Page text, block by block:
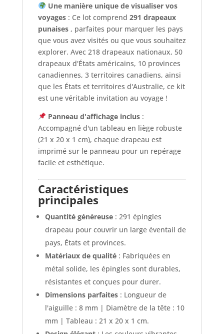
Une manière unique de visualiser vos
voyages: Ce lot comprend 291 drapeaux
punaises, parfaites pour marquer les pays
que vous avez visités ou que vous souhaitez
explorer. Avec 218 drapeaux nationaux, 50
drapeaux d'États américains, 10 provinces
canadiennes, 3 territoires canadiens, ainsi
que les États et territoires d'Australie, ce kit
est une véritable invitation au voyage !
Panneau d'affichage inclus:
Accompagné d'un tableau en liège robuste
(21 x 20 x 1 cm), chaque drapeau est
imprimé sur le panneau pour un repérage
facile et esthétique.
Caractéristiques
principales
Quantité généreuse: 291 épingles
drapeau pour couvrir un large éventail de
pays, États et provinces.
Matériaux de qualité: Fabriquées en
métal solide, les épingles sont durables,
résistantes et conçues pour durer.
Dimensions parfaites: Longueur de
l'aiguille : 8 mm | Diamètre de la tête : 10
mm | Tableau : 21 x 20 x 1 cm.